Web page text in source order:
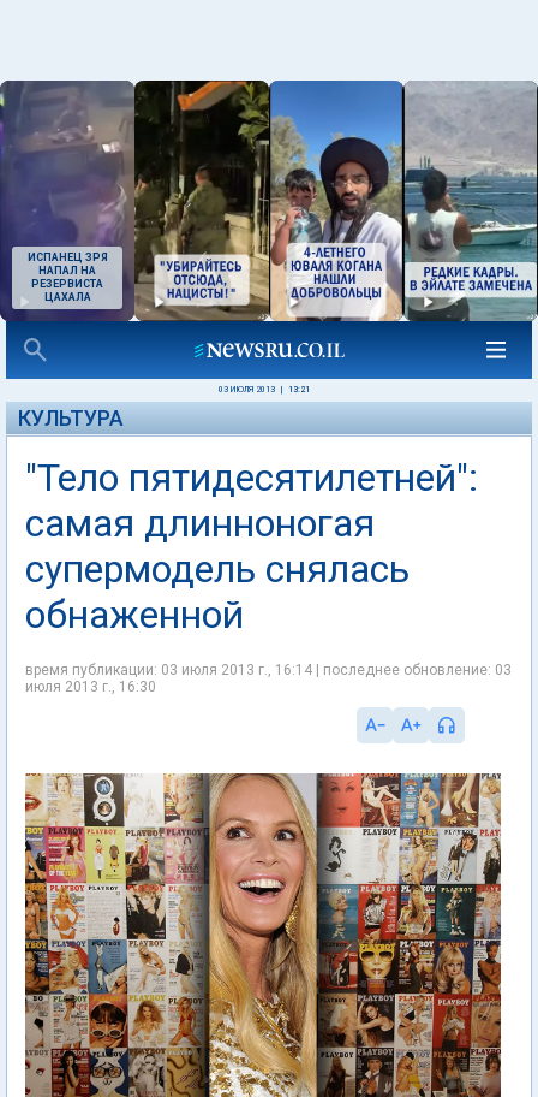
ИСПАНЕЦ ЗРЯ
НАПАЛ НА
РЕЗЕРВИСТА
ЦАХАЛА
03 ИЮЛЯ 2013 13:21
КУЛЬТУРА
"Тело пятидесятилетней":
самая длинноногая
супермодель снялась
обнаженной
время публикации: 03 июля 2013 г., 16:14 | последнее обновление: 03
июля 2013 г., 16:30